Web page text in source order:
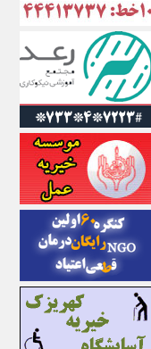
ایران زندگی
ایران فوری
ایرانی روز
ایرانیتال
ایرنا
ایسکانیوز
ایسنا
ایکنا
ایلنا
اینتیتر
ایونا نیوز
بازتاب آنلاین
باشگاه خبرنگاران
باغستان نیوز
بامبوک
ببین و بخون
بدینسان